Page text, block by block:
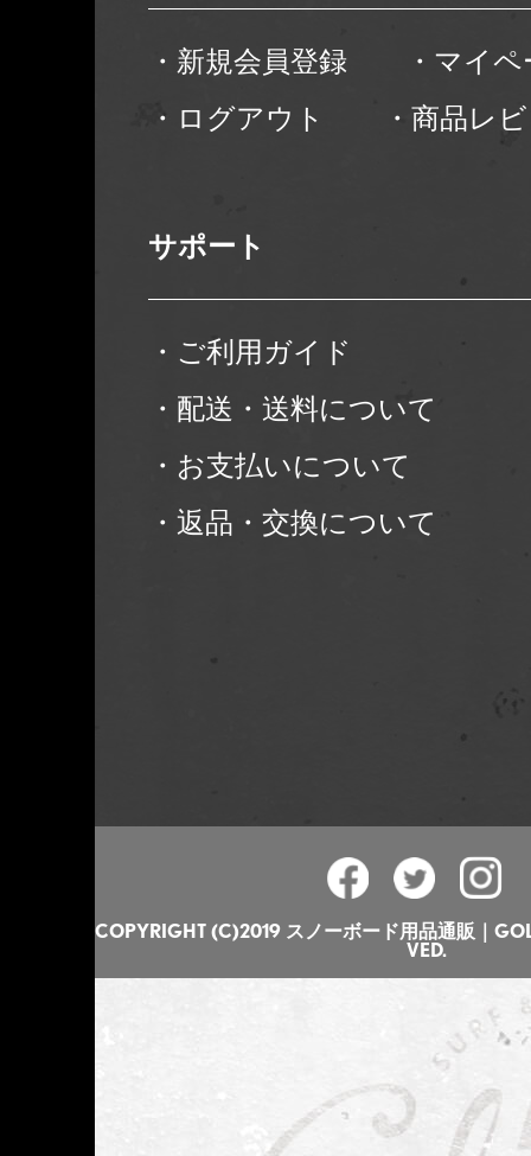
・新規会員登録
・マイ
・ログアウト
・商品レ
サポート
・ご利用ガイド
・配送・送料について
・お支払いについて
・返品・交換について
COPYRIGHT (C)2019 スノーボード用品通販｜
VED.